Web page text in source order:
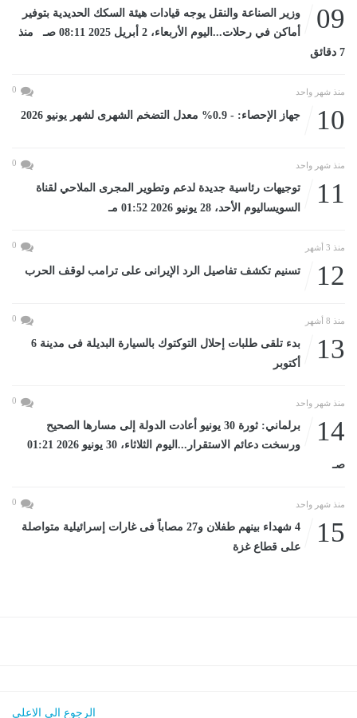
09
وزير الصناعة والنقل يوجه قيادات هيئة السكك الحديدية بتوفير
أماكن في رحلات...اليوم الأربعاء، 2 أبريل 2025 08:11 صـ منذ
7 دقائق
منذ شهر واحد 0
10 جهاز الإحصاء: - 0.9% معدل التضخم الشهرى لشهر يونيو 2026
منذ شهر واحد 0
11
توجيهات رئاسية جديدة لدعم وتطوير المجرى الملاحي لقناة
السويساليوم الأحد، 28 يونيو 2026 01:52 مـ
منذ 3 أشهر 0
12 تسنيم تكشف تفاصيل الرد الإيرانى على ترامب لوقف الحرب
منذ 8 أشهر 0
13
بدء تلقى طلبات إحلال التوكتوك بالسيارة البديلة فى مدينة 6
أكتوبر
منذ شهر واحد 0
14
برلماني: ثورة 30 يونيو أعادت الدولة إلى مسارها الصحيح
ورسخت دعائم الاستقرار...اليوم الثلاثاء، 30 يونيو 2026 01:21
صـ
منذ شهر واحد 0
15
4 شهداء بينهم طفلان و27 مصاباً فى غارات إسرائيلية متواصلة
على قطاع غزة
الرجوع الى الاعلى